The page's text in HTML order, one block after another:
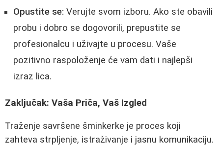
Opustite se: Verujte svom izboru. Ako ste obavili
probu i dobro se dogovorili, prepustite se
profesionalcu i uživajte u procesu. Vaše
pozitivno raspoloženje će vam dati i najlepši
izraz lica.
Zaključak: Vaša Priča, Vaš Izgled
Traženje savršene šminkerke je proces koji
zahteva strpljenje, istraživanje i jasnu komunikaciju.